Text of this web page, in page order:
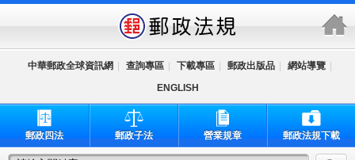
中華郵政全球資訊網 查詢專區 下載專區 郵政出版品 網站導覽
ENGLISH
郵政四法 郵政子法 營業規章 郵政法規下載